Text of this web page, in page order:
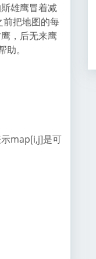
雄鹰冒着减
前把地图的每
，后无来鹰
。
map[i,j]是可